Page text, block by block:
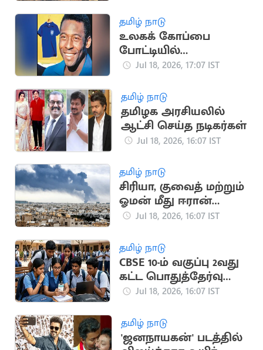
தமிழ் நாடு
உலகக் கோப்பை
போட்டியில்
பயன்படுத்திய பீலே
ஏலம்
Jul 18, 2026, 17:07 IST
தமிழ் நாடு
தமிழக அரசியலில்
ஆட்சி செய்த நடிகர்கள்
Jul 18, 2026, 16:07 IST
தமிழ் நாடு
சிரியா, குவைத் மற்றும்
ஓமன் மீது ஈரான்
பதிலடி தாக்குதல்
Jul 18, 2026, 16:07 IST
தமிழ் நாடு
CBSE 10-ம் வகுப்பு 2வது
கட்ட பொதுத்தேர்வு
முடிவுகள்
Jul 18, 2026, 16:07 IST
தமிழ் நாடு
'ஜனநாயகன்' படத்தில்